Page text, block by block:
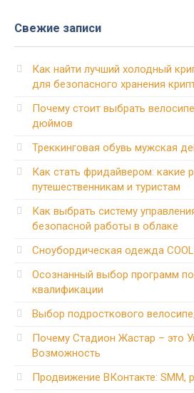
Свежие записи
Как найти лучший холодный
для безопасного хранения
Почему стоит выбрать
дюймов
Треккинговая обувь мужская
Как стать фридайвером: какие
путешественникам и туристам
Как выбрать систему
безопасной работы в облаке
Сноубордическая одежда
Осознанный выбор программ
квалификации
Выбор подросткового
Почему Стадион Жастар – это
Возможность
Продвижение ВКонтакте: SMM,